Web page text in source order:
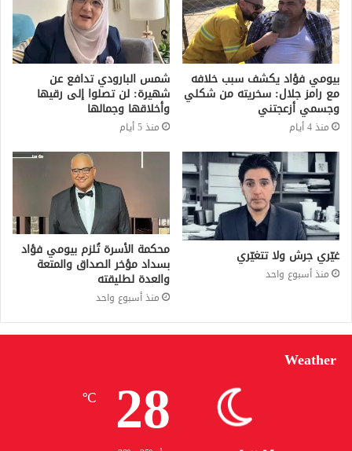
بيومي فؤاد يكشف سبب خلافه
مع رامز جلال: سخريته من شكلي
وجسمي أزعجتني
منذ 4 أيام
شمس البارودي تدافع عن
شهيرة: لن تصلوا إلى رقيها
وأخلاقها وجمالها
منذ 5 أيام
غيّري جرش ولا تتغيّري
منذ أسبوع واحد
محكمة الأسرة تُلزم بيومي فؤاد
بسداد مؤخر الصداق والمتعة
والعدة لطليقته
منذ أسبوع واحد
Weather
28
℃